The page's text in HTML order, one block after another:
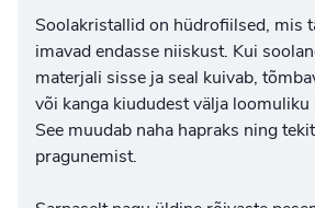
Soolakristallid on hüdrofiilsed, mis
imavad endasse niiskust. Kui
materjali sisse ja seal kuivab,
või kanga kiududest välja loomuliku
See muudab naha hapraks ning
pragunemist.